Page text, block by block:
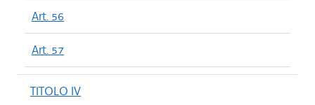
Art. 56
Art. 57
TITOLO IV